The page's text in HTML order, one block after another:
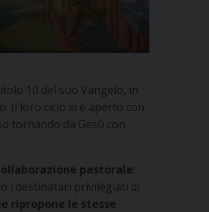
10 del suo Vangelo, in
Il loro ciclo si è aperto con
tornando da Gesù con
pastorale:
i destinatari privilegiati di
ripropone le stesse